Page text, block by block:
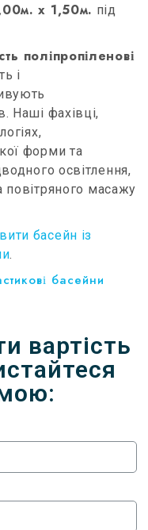
х 1,50м. під
поліпропіленові
і
Наші фахівці,
форми та
освітлення,
повітряного масажу
басейн із
.
басейни
вартість